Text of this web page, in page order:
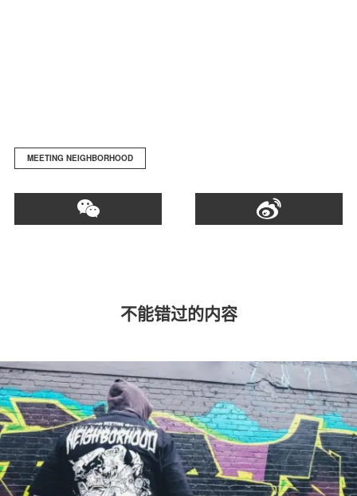
MEETING NEIGHBORHOOD
不能错过的内容